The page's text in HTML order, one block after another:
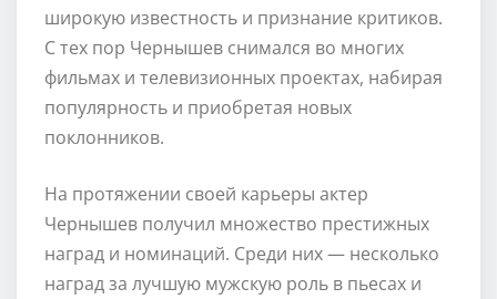
широкую известность и признание критиков.
С тех пор Чернышев снимался во многих
фильмах и телевизионных проектах, набирая
популярность и приобретая новых
поклонников.
На протяжении своей карьеры актер
Чернышев получил множество престижных
наград и номинаций. Среди них — несколько
наград за лучшую мужскую роль в пьесах и